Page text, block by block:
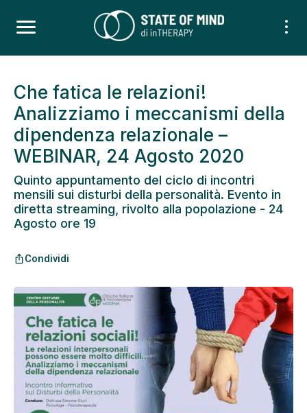
Che fatica le relazioni!
Analizziamo i meccanismi della
dipendenza relazionale –
WEBINAR, 24 Agosto 2020
Quinto appuntamento del ciclo di incontri
mensili sui disturbi della personalità. Evento in
diretta streaming, rivolto alla popolazione - 24
Agosto ore 19
ios_shareCondividi